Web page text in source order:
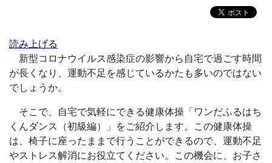
読み上げる
新型コロナウイルス感染症の影響から自宅で過ごす時間
が長くなり、運動不足を感じているかたも多いのではない
でしょうか。
そこで、自宅で気軽にできる健康体操「ワンだふるはち
くんダンス（初級編）」をご紹介します。この健康体操
は、椅子に座ったままで行うことができるので、運動不足
やストレス解消にお役立てください。この機会に、お子さ